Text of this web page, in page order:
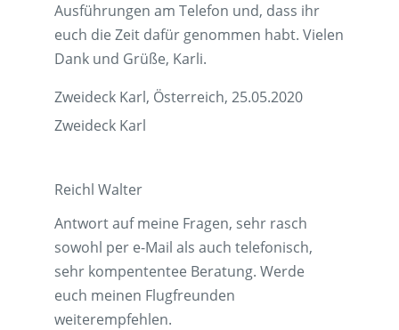
Ausführungen am Telefon und, dass ihr
euch die Zeit dafür genommen habt. Vielen
Dank und Grüße, Karli.
Zweideck Karl, Österreich, 25.05.2020
Zweideck Karl
Reichl Walter
Antwort auf meine Fragen, sehr rasch
sowohl per e-Mail als auch telefonisch,
sehr kompententee Beratung. Werde
euch meinen Flugfreunden
weiterempfehlen.